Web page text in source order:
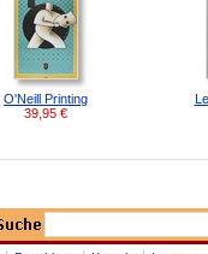
O'Neill Printing
39,95 €